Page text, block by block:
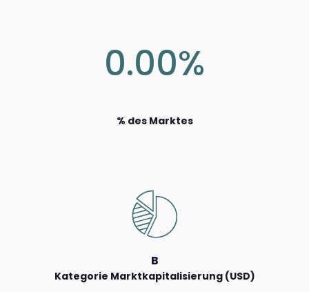
0.00%
% des Marktes
B
Kategorie Marktkapitalisierung (USD)